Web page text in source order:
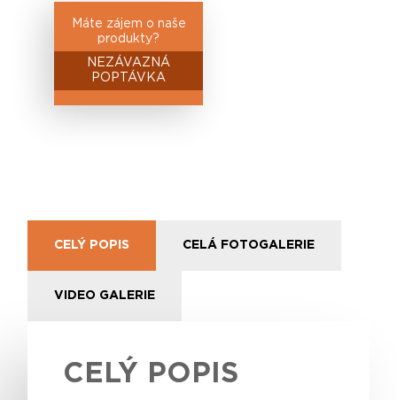
Máte zájem o naše
produkty?
NEZÁVAZNÁ
POPTÁVKA
CELÝ POPIS CELÁ FOTOGALERIE
VIDEO GALERIE
CELÝ POPIS